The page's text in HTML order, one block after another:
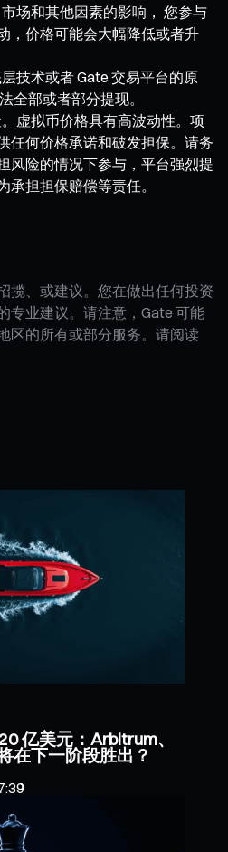
场和其他因素的影响， 您参与
，价格可能会大幅降低或者升
技术或者 Gate 交易平台的原
全部或者部分提现。
虚拟币价格具有高波动性。项
任何价格承诺和破发担保。请务
风险的情况下参与，平台强烈提
承担担保赔偿等责任。
揽、或建议。您在做出任何投资
专业建议。请注意，Gate 可能
区的所有或部分服务。请阅读
亿美元：Arbitrum、
在下一阶段胜出？